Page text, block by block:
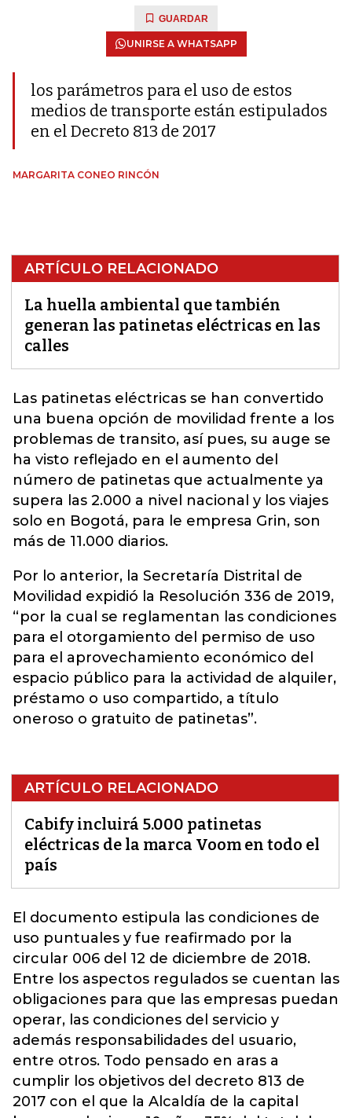
GUARDAR
UNIRSE A WHATSAPP
los parámetros para el uso de estos
medios de transporte están estipulados
en el Decreto 813 de 2017
MARGARITA CONEO RINCÓN
ARTÍCULO RELACIONADO
La huella ambiental que también
generan las patinetas eléctricas en las
calles
Las patinetas eléctricas se han convertido
una buena opción de movilidad frente a los
problemas de transito, así pues, su auge se
ha visto reflejado en el aumento del
número de patinetas que actualmente ya
supera las 2.000 a nivel nacional y los viajes
solo en Bogotá, para le empresa Grin, son
más de 11.000 diarios.
Por lo anterior, la Secretaría Distrital de
Movilidad expidió la Resolución 336 de 2019,
“por la cual se reglamentan las condiciones
para el otorgamiento del permiso de uso
para el aprovechamiento económico del
espacio público para la actividad de alquiler,
préstamo o uso compartido, a título
oneroso o gratuito de patinetas”.
ARTÍCULO RELACIONADO
Cabify incluirá 5.000 patinetas
eléctricas de la marca Voom en todo el
país
El documento estipula las condiciones de
uso puntuales y fue reafirmado por la
circular 006 del 12 de diciembre de 2018.
Entre los aspectos regulados se cuentan las
obligaciones para que las empresas puedan
operar, las condiciones del servicio y
además responsabilidades del usuario,
entre otros. Todo pensado en aras a
cumplir los objetivos del decreto 813 de
2017 con el que la Alcaldía de la capital